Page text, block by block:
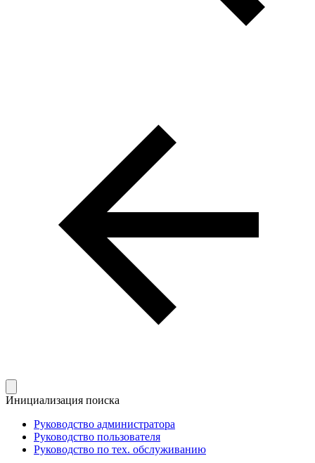
Инициализация поиска
Руководство администратора
Руководство пользователя
Руководство по тех. обслуживанию